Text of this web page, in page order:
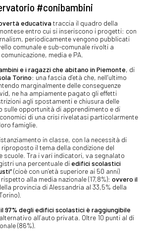
#conibambini
educativa traccia il quadro della
entro cui si inseriscono i progetti: con
periodicamente vengono pubblicati
comunale e sub-comunale rivolti a
media e PA.
e i ragazzi che abitano in Piemonte, di
Torino: una fascia d’età che, nell’ultimo
marginalmente delle conseguenze
ne ha ampiamente pagato gli effetti
agli spostamenti e chiusura delle
sulle opportunità di apprendimento e di
di una crisi rivelatasi particolarmente
famiglie.
in classe, con la necessità di
il tema della condizione del
scuole. Tra i vari indicatori, va segnalato
una percentuale di edifici scolastici
(cioè con un’età superiore ai 50 anni)
alla media nazionale (17,8%): ovvero il
provincia di Alessandria al 33,5% della
il 97% degli edifici scolastici è raggiungibile
alternativo all’auto privata. Oltre 10 punti al di
(86%).